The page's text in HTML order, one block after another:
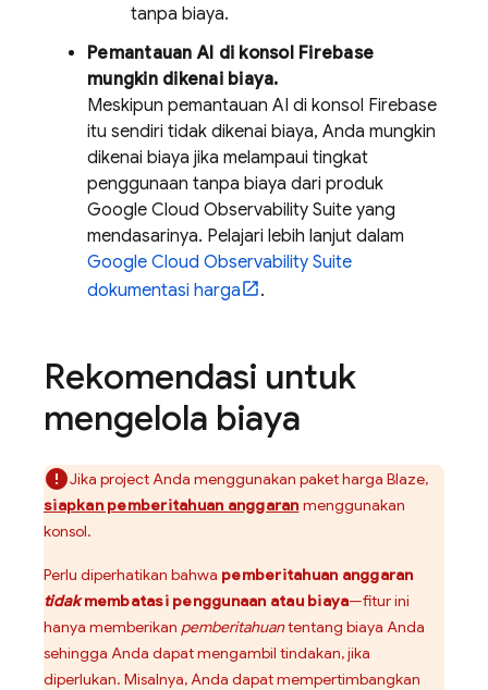
tanpa biaya.
Pemantauan AI di konsol Firebase
mungkin dikenai biaya.
Meskipun pemantauan AI di konsol Firebase
itu sendiri tidak dikenai biaya, Anda mungkin
dikenai biaya jika melampaui tingkat
penggunaan tanpa biaya dari produk
Google Cloud Observability Suite yang
mendasarinya. Pelajari lebih lanjut dalam
Google Cloud Observability Suite
dokumentasi harga
.
Rekomendasi untuk
mengelola biaya
Jika project Anda menggunakan paket harga Blaze,
siapkan pemberitahuan anggaran menggunakan
konsol.
Perlu diperhatikan bahwa pemberitahuan anggaran
tidakmembatasi penggunaan atau biaya—fitur ini
hanya memberikan pemberitahuantentang biaya Anda
sehingga Anda dapat mengambil tindakan, jika
diperlukan. Misalnya, Anda dapat mempertimbangkan